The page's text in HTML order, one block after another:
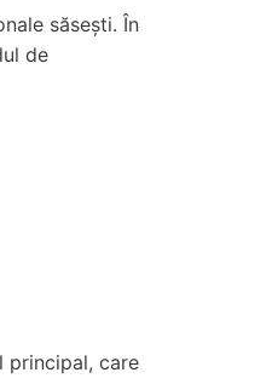
săsești. În
de
principal, care